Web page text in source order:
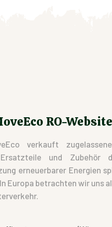
RO-Website
verkauft
und Zubehör
erneuerbarer Energien
Europa betrachten wir uns